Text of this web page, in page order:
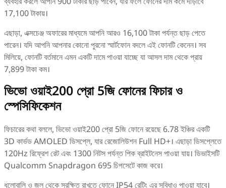
17,100 টাকায়।
এছাড়া, এক্সচেঞ্জ অফারের মাধ্যমে আপনি আরও 16,100 টাকা পর্যন্ত ছাড় পেতে
পারেন। যদি আপনি আপনার কোনো পুরনো স্মার্টফোন বদলে এই ফোনটি কেনেন। সব
মিলিয়ে, ফোনটি বর্তমানে এমন একটি দামে পাওয়া যাচ্ছে যা আসল দাম থেকে প্রায়
7,899 টাকা কম।
ভিভো ওয়াই200 প্রো 5জি ফোনের ফিচার ও
স্পেসিফিকেশন
ফিচারের কথা বললে, ভিভো ওয়াই200 প্রো 5জি ফোনে রয়েছে 6.78 ইঞ্চির একটি
3D কার্ভড AMOLED ডিসপ্লে, যার রেজোলিউশন Full HD+। এছাড়া ডিসপ্লেতে
120Hz রিফ্রেশ রেট এবং 1300 নিটস পর্যন্ত পিক ব্রাইটনেস পাওয়া যায়। ডিভাইসটি
Qualcomm Snapdragon 695 চিপসেটে কাজ করে।
ধুলোবালি ও জল থেকে সুরক্ষিত রাখতে ফোনে IP54 রেটিং এর সুবিধাও পাওয়া যাবে।